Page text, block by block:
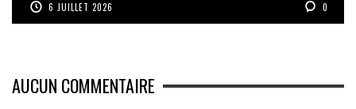
6 JUILLET 2026 0
AUCUN COMMENTAIRE